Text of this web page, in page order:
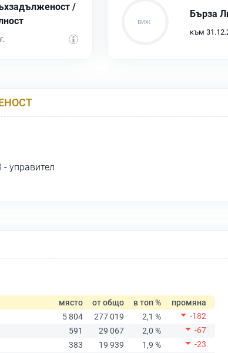
/
Бърза
към
- управител
място от общо в топ %
промяна
5 804 277 019 2,1 %
-182
591 29 067 2,0 %
-67
383 19 939 1,9 %
-23